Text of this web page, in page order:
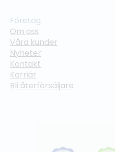
Företag
Om oss
Våra kunder
Nyheter
Kontakt
Karriär
Bli återförsäljare